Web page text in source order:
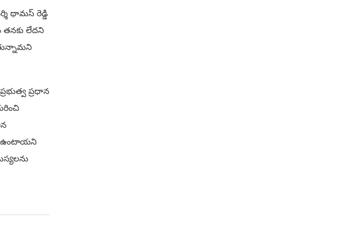
థామస్‌ రెడ్డి
లేదని
ప్రధాన
ఉంటాయని